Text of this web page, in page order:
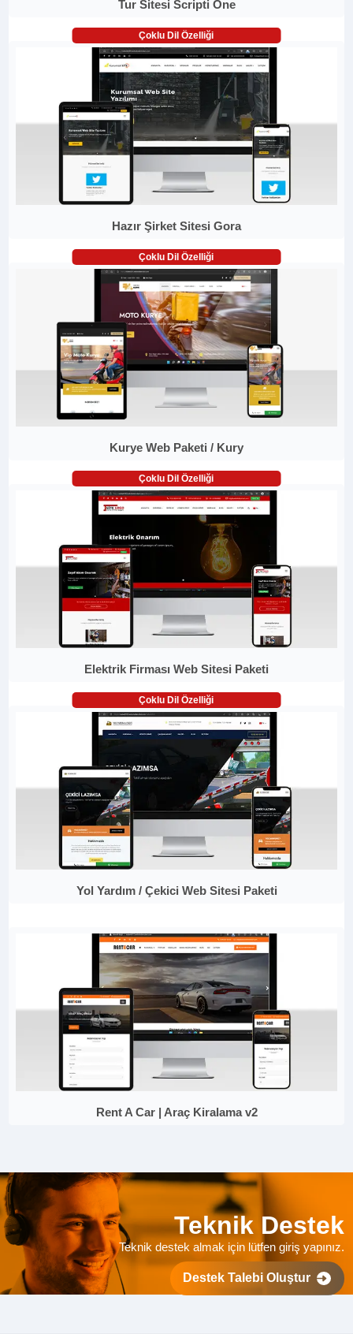
Tur Sitesi Scripti One
Çoklu Dil Özelliği
Hazır Şirket Sitesi Gora
Çoklu Dil Özelliği
Kurye Web Paketi / Kury
Çoklu Dil Özelliği
Elektrik Firması Web Sitesi Paketi
Çoklu Dil Özelliği
Yol Yardım / Çekici Web Sitesi Paketi
Rent A Car | Araç Kiralama v2
Teknik Destek
Teknik destek almak için lütfen giriş yapınız.
Destek Talebi Oluştur